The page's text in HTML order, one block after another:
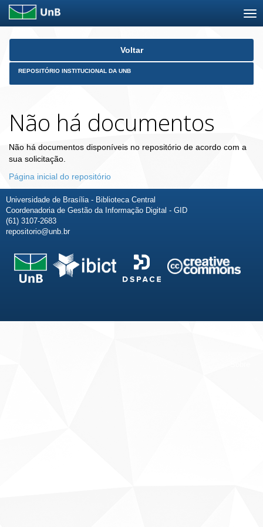
Skip
Voltar
REPOSITÓRIO INSTITUCIONAL DA UNB
Não há documentos
Não há documentos disponíveis no repositório de acordo com a
sua solicitação.
Página inicial do repositório
Universidade de Brasília - Biblioteca Central
Coordenadoria de Gestão da Informação Digital - GID
(61) 3107-2683
repositorio@unb.br